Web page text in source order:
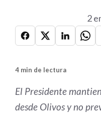
2
4 min de lectura
El Presidente
desde Olivos y no